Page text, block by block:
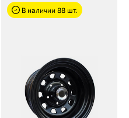
В наличии 88 шт.